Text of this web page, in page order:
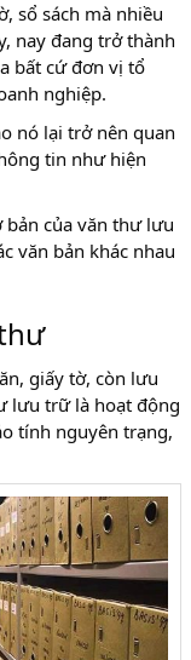
sổ sách mà nhiều
nay đang trở thành
bất cứ đơn vị tổ
nghiệp.
nó lại trở nên quan
tin như hiện
của văn thư lưu
văn bản khác nhau
giấy tờ, còn lưu
lưu trữ là hoạt động
tính nguyên trạng,